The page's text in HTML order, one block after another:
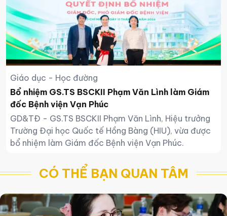
Giáo dục - Học đường
Bổ nhiệm GS.TS BSCKII Phạm Văn Lình làm Giám
đốc Bệnh viện Vạn Phúc
GD&TĐ - GS.TS BSCKII Phạm Văn Lình, Hiệu trưởng
Trường Đại học Quốc tế Hồng Bàng (HIU), vừa được
bổ nhiệm làm Giám đốc Bệnh viện Vạn Phúc.
CÓ THỂ BẠN QUAN TÂM